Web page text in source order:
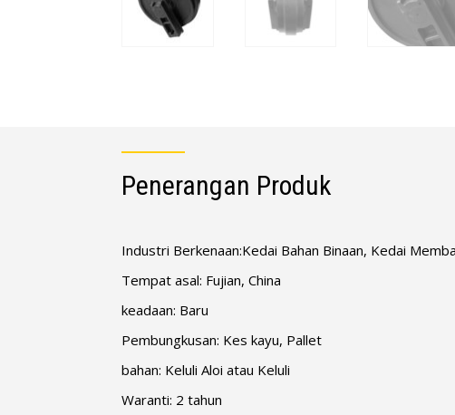
Penerangan Produk
Industri Berkenaan:Kedai Bahan Binaan, Kedai
Tempat asal: Fujian, China
keadaan: Baru
Pembungkusan: Kes kayu, Pallet
bahan: Keluli Aloi atau Keluli
Waranti: 2 tahun